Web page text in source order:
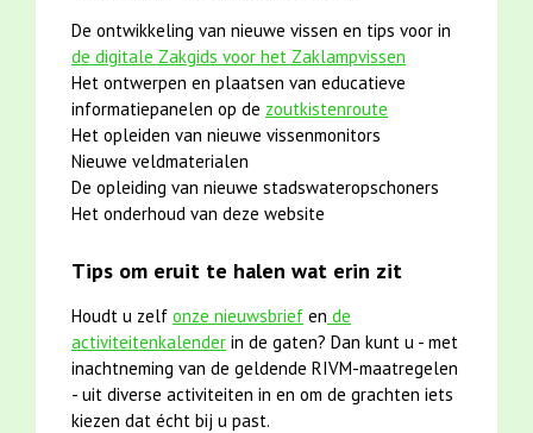
De ontwikkeling van nieuwe vissen en tips voor in
de digitale Zakgids voor het Zaklampvissen
Het ontwerpen en plaatsen van educatieve
informatiepanelen op de zoutkistenroute
Het opleiden van nieuwe vissenmonitors
Nieuwe veldmaterialen
De opleiding van nieuwe stadswateropschoners
Het onderhoud van deze website
Tips om eruit te halen wat erin zit
Houdt u zelf onze nieuwsbrief en de
activiteitenkalender in de gaten? Dan kunt u - met
inachtneming van de geldende RIVM-maatregelen
- uit diverse activiteiten in en om de grachten iets
kiezen dat écht bij u past.